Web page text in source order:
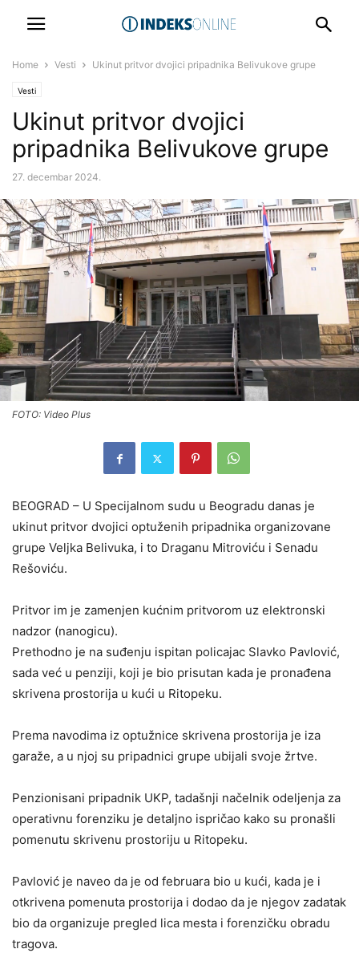
Home Vesti Ukinut pritvor dvojici pripadnika Belivukove grupe
Vesti
Ukinut pritvor dvojici
pripadnika Belivukove grupe
27. decembar 2024.
FOTO: Video Plus
BEOGRAD – U Specijalnom sudu u Beogradu danas je
ukinut pritvor dvojici optuženih pripadnika organizovane
grupe Veljka Belivuka, i to Draganu Mitroviću i Senadu
Rešoviću.
Pritvor im je zamenjen kućnim pritvorom uz elektronski
nadzor (nanogicu).
Prethodno je na suđenju ispitan policajac Slavko Pavlović,
sada već u penziji, koji je bio prisutan kada je pronađena
skrivena prostorija u kući u Ritopeku.
Prema navodima iz optužnice skrivena prostorija je iza
garaže, a u njoj su pripadnici grupe ubijali svoje žrtve.
Penzionisani pripadnik UKP, tadašnji načelnik odeljenja za
operativnu forenziku je detaljno ispričao kako su pronašli
pomenutu skrivenu prostoriju u Ritopeku.
Pavlović je naveo da je od februara bio u kući, kada je i
otkrivena pomenuta prostorija i dodao da je njegov zadatak
bio da organizuje pregled lica mesta i forenzičku obradu
tragova.